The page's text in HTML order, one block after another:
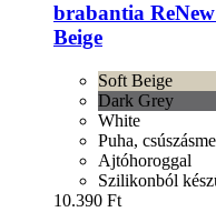
brabantia
Beige
Soft Beige
Dark Grey
White
Puha,
Ajtóhoroggal
Szilikonból
10.390 Ft